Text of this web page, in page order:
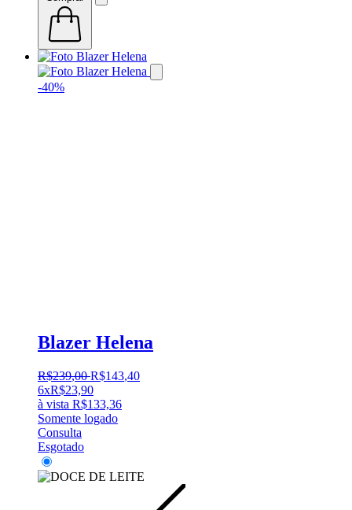
-40%
Blazer Helena
R$239,00 R$143,40
6xR$23,90
à vista R$133,36
Somente logado
Consulta
Esgotado